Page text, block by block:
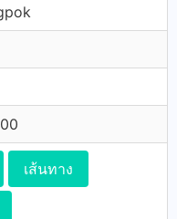
เส้นทาง